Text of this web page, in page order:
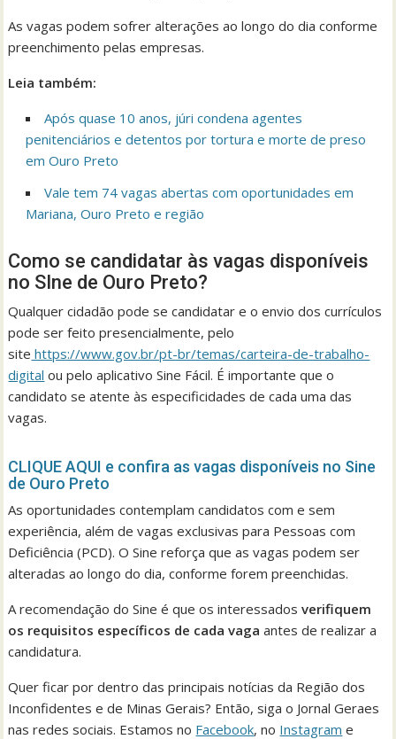
As vagas podem sofrer alterações ao longo do dia conforme
preenchimento pelas empresas.
Leia também:
Após quase 10 anos, júri condena agentes
penitenciários e detentos por tortura e morte de preso
em Ouro Preto
Vale tem 74 vagas abertas com oportunidades em
Mariana, Ouro Preto e região
Como se candidatar às vagas disponíveis
no SIne de Ouro Preto?
Qualquer cidadão pode se candidatar e o envio dos currículos
pode ser feito presencialmente, pelo
site https://www.gov.br/pt-br/temas/carteira-de-trabalho-
digital ou pelo aplicativo Sine Fácil. É importante que o
candidato se atente às especificidades de cada uma das
vagas.
CLIQUE AQUI e confira as vagas disponíveis no Sine
de Ouro Preto
As oportunidades contemplam candidatos com e sem
experiência, além de vagas exclusivas para Pessoas com
Deficiência (PCD). O Sine reforça que as vagas podem ser
alteradas ao longo do dia, conforme forem preenchidas.
A recomendação do Sine é que os interessadosverifiquem
os requisitos específicos de cada vaga antes de realizar a
candidatura.
Quer ficar por dentro das principais notícias da Região dos
Inconfidentes e de Minas Gerais? Então, siga o Jornal Geraes
nas redes sociais. Estamos no Facebook, no Instagram e